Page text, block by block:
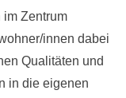
Zentrum
innen dabei
Qualitäten und
in die eigenen